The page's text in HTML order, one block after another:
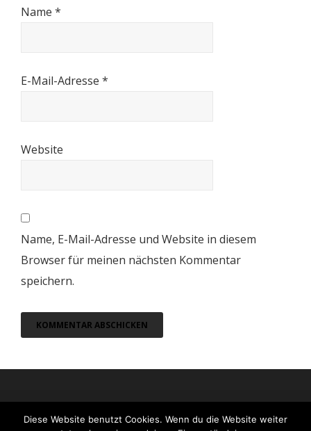
Name *
E-Mail-Adresse *
Website
Name, E-Mail-Adresse und Website in diesem
Browser für meinen nächsten Kommentar
speichern.
© 2026moreconfettiAll Rights Reserved.
Diese Website benutzt Cookies. Wenn du die Website weiter